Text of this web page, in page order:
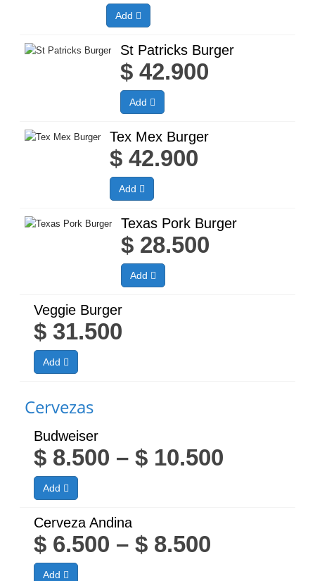
Add
St Patricks Burger
$ 42.900
Add
Tex Mex Burger
$ 42.900
Add
Texas Pork Burger
$ 28.500
Add
Veggie Burger
$ 31.500
Add
Cervezas
Budweiser
$ 8.500 – $ 10.500
Add
Cerveza Andina
$ 6.500 – $ 8.500
Add